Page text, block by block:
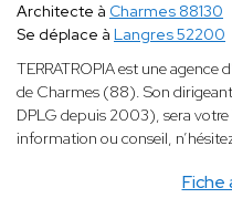
Architecte à Charmes 88130
Se déplace à Langres 52200
TERRATROPIA est une agence
de Charmes (88). Son
DPLG depuis 2003), sera
information ou conseil,